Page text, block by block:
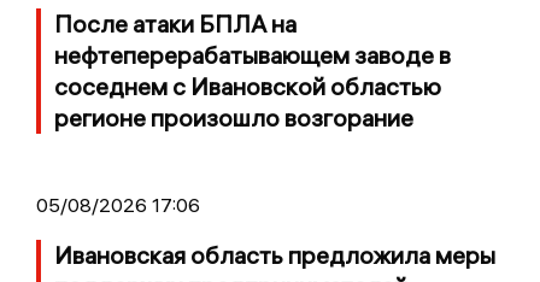
После атаки БПЛА на
нефтеперерабатывающем заводе в
соседнем с Ивановской областью
регионе произошло возгорание
05/08/2026 17:06
Ивановская область предложила меры